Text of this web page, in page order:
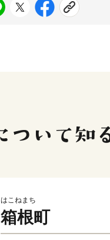
はこねまち
箱根町